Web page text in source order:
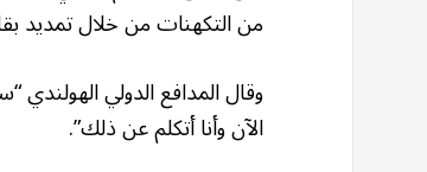
من التكهنات من خلال تمديد
وقال المدافع الدولي
الآن وأنا أتكلم عن ذلك”.